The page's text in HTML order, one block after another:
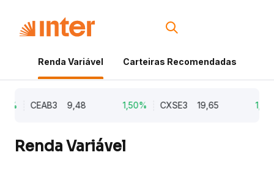
Renda Variável Carteiras Recomendadas
CEAB3 9,48 1,50% CXSE3 19,65
Renda Variável